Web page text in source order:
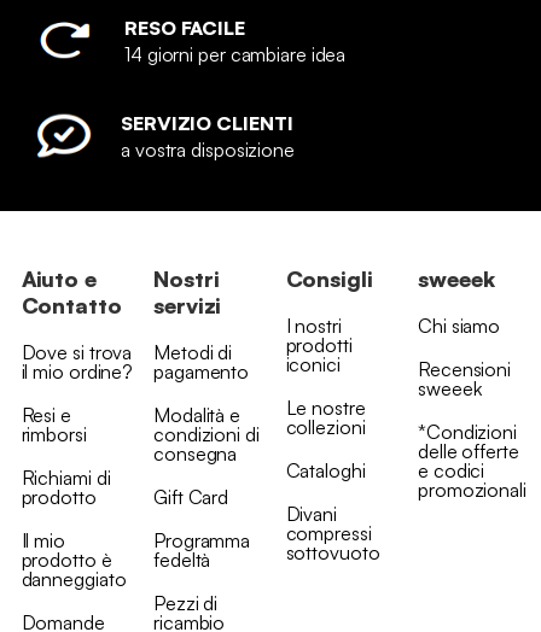
RESO FACILE
14 giorni per cambiare idea
SERVIZIO CLIENTI
a vostra disposizione
Aiuto e
Contatto
Dove si trova
il mio ordine?
Resi e
rimborsi
Richiami di
prodotto
Il mio
prodotto è
danneggiato
Domande
Nostri
servizi
Metodi di
pagamento
Modalità e
condizioni di
consegna
Gift Card
Programma
fedeltà
Pezzi di
ricambio
Consigli
I nostri
prodotti
iconici
Le nostre
collezioni
Cataloghi
Divani
compressi
sottovuoto
sweeek
Chi siamo
Recensioni
sweeek
*Condizioni
delle offerte
e codici
promozionali